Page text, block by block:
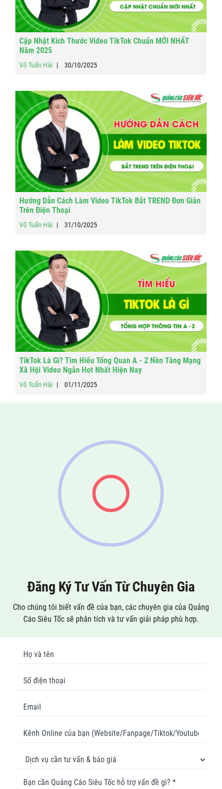
Cập Nhật Kích Thước Video TikTok Chuẩn MỚI NHẤT
Năm 2025
Võ Tuấn Hải 30/10/2025
Hướng Dẫn Cách Làm Video TikTok Bắt TREND Đơn Giản
Trên Điện Thoại
Võ Tuấn Hải 31/10/2025
TikTok Là Gì? Tìm Hiểu Tổng Quan A - Z Nền Tảng Mạng
Xã Hội Video Ngắn Hot Nhất Hiện Nay
Võ Tuấn Hải 01/11/2025
Đăng Ký Tư Vấn Từ Chuyên Gia
Cho chúng tôi biết vấn đề của bạn, các chuyên gia của Quảng
Cáo Siêu Tốc sẽ phân tích và tư vấn giải pháp phù hợp.